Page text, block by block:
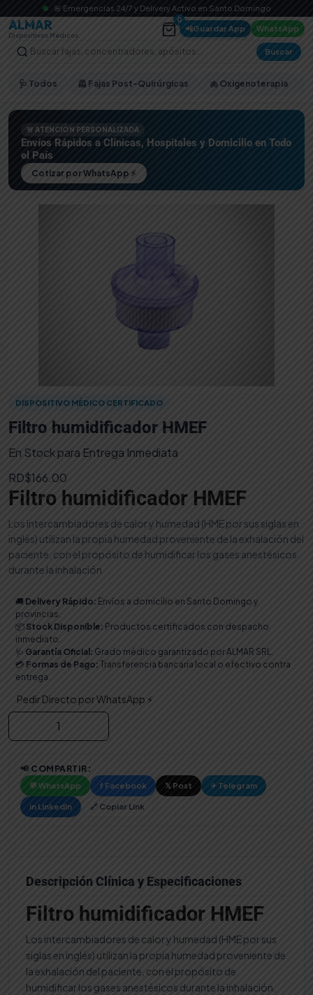
🚨 Emergencias 24/7 y Delivery Activo en Santo Domingo
ALMAR
Dispositivos Médicos
0
📲Guardar App WhatsApp
Buscar
🩺 Todos 🦺 Fajas Post-Quirúrgicas 🫁 Oxigenoterapia
🚨 ATENCIÓN PERSONALIZADA
Envíos Rápidos a Clínicas, Hospitales y Domicilio en Todo
el País
Cotizar por WhatsApp ⚡
DISPOSITIVO MÉDICO CERTIFICADO
Filtro humidificador HMEF
En Stock para Entrega Inmediata
RD$166.00
Filtro humidificador HMEF
Los intercambiadores de calor y humedad (HME por sus siglas en
inglés) utilizan la propia humedad proveniente de la exhalación del
paciente, con el propósito de humidificar los gases anestésicos
durante la inhalación
🚚 Delivery Rápido: Envíos a domicilio en Santo Domingo y
provincias.
📦 Stock Disponible: Productos certificados con despacho
inmediato.
🩺 Garantía Oficial: Grado médico garantizado por ALMAR SRL.
💳 Formas de Pago: Transferencia bancaria local o efectivo contra
entrega.
Pedir Directo por WhatsApp ⚡
Filtro
humidificador
cantidad
📢 COMPARTIR:
💬 WhatsApp f Facebook 𝕏 Post ✈ Telegram
in LinkedIn 🔗 Copiar Link
Descripción Clínica y Especificaciones
Filtro humidificador HMEF
Los intercambiadores de calor y humedad (HME por sus
siglas en inglés) utilizan la propia humedad proveniente de
la exhalación del paciente, con el propósito de
humidificar los gases anestésicos durante la inhalación.